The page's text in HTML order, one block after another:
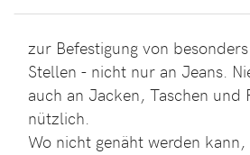
zur Befestigung von
Stellen - nicht nur an Jeans.
auch an Jacken, Taschen und
nützlich.
Wo nicht genäht werden